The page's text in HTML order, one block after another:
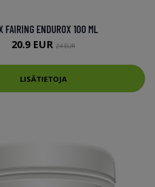
FAIRING ENDUROX 100 ML
20.9 EUR 24 EUR
LISÄTIETOJA